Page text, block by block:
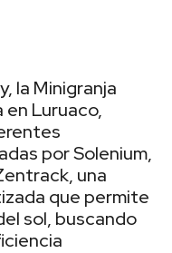
la Minigranja
en Luruaco,
por Solenium,
una
que permite
sol, buscando